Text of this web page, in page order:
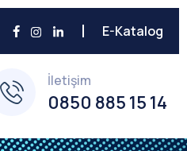
E-Katalog
İletişim
0850 885 15 14